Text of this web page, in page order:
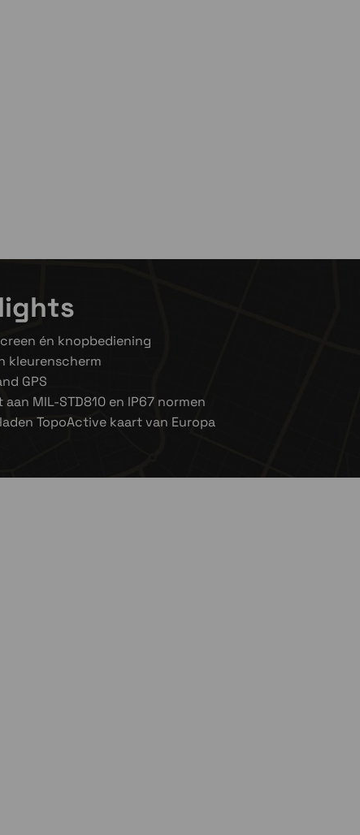
én knopbediening
kleurenscherm
GPS
aan MIL-STD810 en IP67 normen
TopoActive kaart van Europa